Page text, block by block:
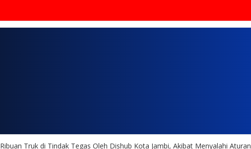
Ribuan Truk di Tindak Tegas Oleh Dishub Kota Jambi, Akibat Menyalahi Aturan